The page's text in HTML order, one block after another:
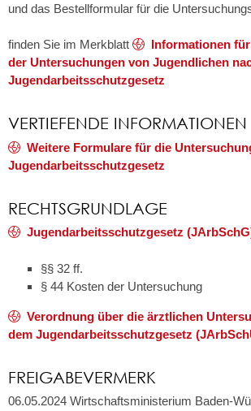
und das Bestellformular für die
finden Sie im Merkblatt
Informationen
der Untersuchungen von Jugendlichen
Jugendarbeitsschutzgesetz
VERTIEFENDE INFORMATIONEN
Weitere Formulare für die
Jugendarbeitsschutzgesetz
RECHTSGRUNDLAGE
Jugendarbeitsschutzgesetz (JArbSchG
§§ 32 ff.
§ 44 Kosten der Untersuchung
Verordnung über die ärztlichen
dem Jugendarbeitsschutzgesetz
FREIGABEVERMERK
06.05.2024 Wirtschaftsministerium Baden-